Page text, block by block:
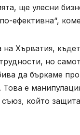
ще улесни
ефективна“,
Хърватия,
но
да бъркаме
е
който